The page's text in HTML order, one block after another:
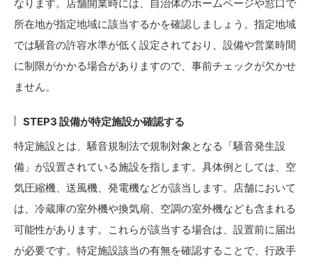
なります。店舗開業時には、自治体のホームページや窓口で
所在地が指定地域に該当するかを確認しましょう。指定地域
では騒音の許容水準が低く設定されており、設備や営業時間
に制限がかかる場合がありますので、事前チェックが欠かせ
ません。
STEP3 設備が特定施設か確認する
特定施設とは、騒音規制法で規制対象となる「騒音発生設
備」が設置されている施設を指します。具体例としては、空
気圧縮機、送風機、発電機などが該当します。店舗において
は、冷蔵庫の室外機や換気扇、空調の室外機なども含まれる
可能性があります。これらが該当する場合は、設置前に届出
が必要です。特定施設該当の有無を確認することで、行政手